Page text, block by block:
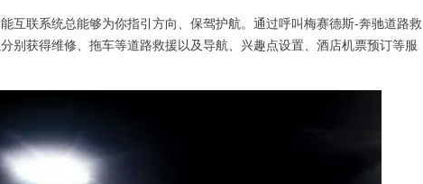
能互联系统总能够为你指引方向、保驾护航。通过呼叫梅赛德斯-奔驰道路救
别获得维修、拖车等道路救援以及导航、兴趣点设置、酒店机票预订等服